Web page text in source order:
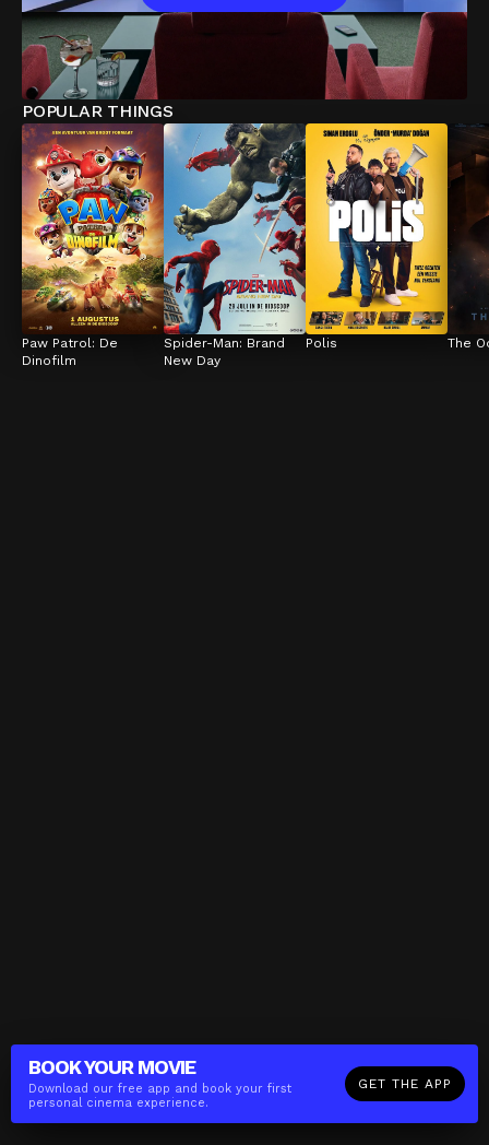
BOOK YOUR MOVIE
Download our free app and book your first
personal cinema experience.
GET THE APP
POPULAR THINGS
Paw Patrol: De
Dinofilm
Spider-Man: Brand
New Day
Polis The